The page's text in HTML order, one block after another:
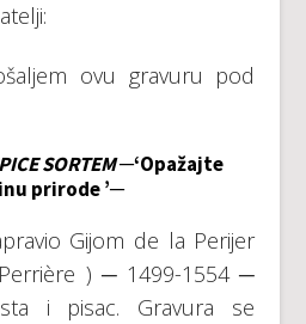
ovu gravuru pod
SORTEM─‘Opažajte
prirode ’─
Gijom de la Perijer
) ─ 1499-1554 ─
i pisac. Gravura se